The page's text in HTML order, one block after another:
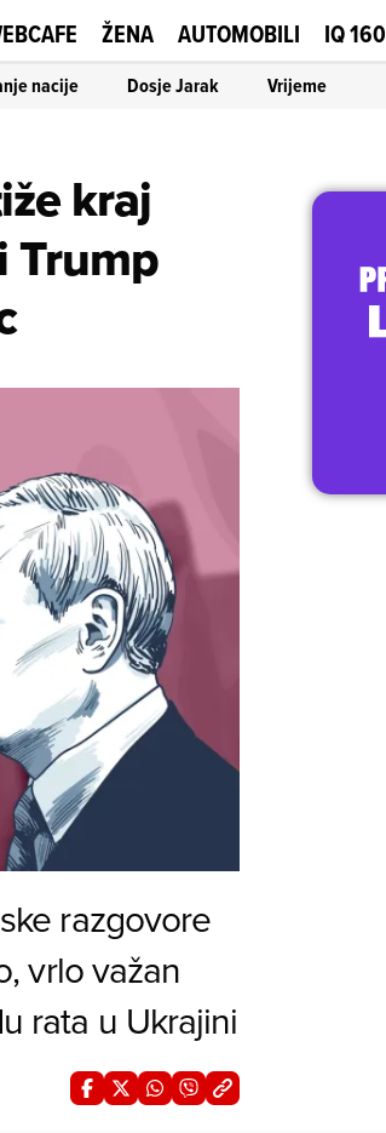
ŽENA AUTOMOBILI IQ 160
nacije Dosje Jarak Vrijeme
kraj
Trump
razgovore
vrlo važan
rata u Ukrajini